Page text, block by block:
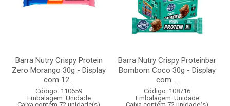
Barra Nutry Crispy Protein
Zero Morango 30g - Display
com 12...
Código: 110659
Embalagem: Unidade
Barra Nutry Crispy Proteinbar
Bombom Coco 30g - Display
com ...
Código: 108716
Embalagem: Unidade